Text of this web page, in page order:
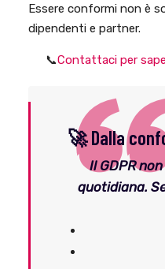
Essere conformi non è
dipendenti e partner.
📞Contattaci per
🚀 Dalla
Il GDPR
quotidiana.